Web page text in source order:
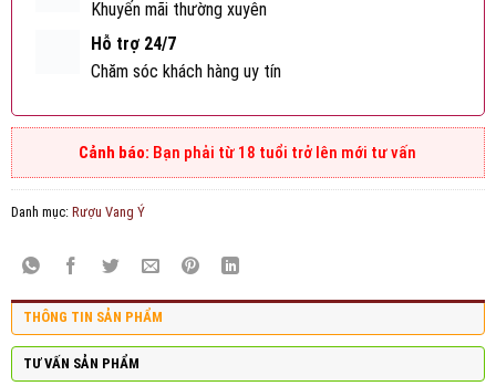
Khuyến mãi thường xuyên
Hỗ trợ 24/7
Chăm sóc khách hàng uy tín
Bạn phải từ 18 tuổi trở lên mới tư vấn
Danh mục: Rượu Vang Ý
THÔNG TIN SẢN PHẨM
TƯ VẤN SẢN PHẨM